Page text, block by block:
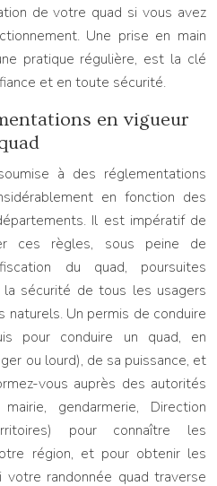
de votre quad si vous avez
Une prise en main
pratique régulière, est la clé
et en toute sécurité.
en vigueur
à des réglementations
en fonction des
Il est impératif de
ces règles, sous peine de
du quad, poursuites
la sécurité de tous les usagers
Un permis de conduire
pour conduire un quad, en
ou lourd), de sa puissance, et
vous auprès des autorités
gendarmerie, Direction
pour connaître les
région, et pour obtenir les
votre randonnée quad traverse